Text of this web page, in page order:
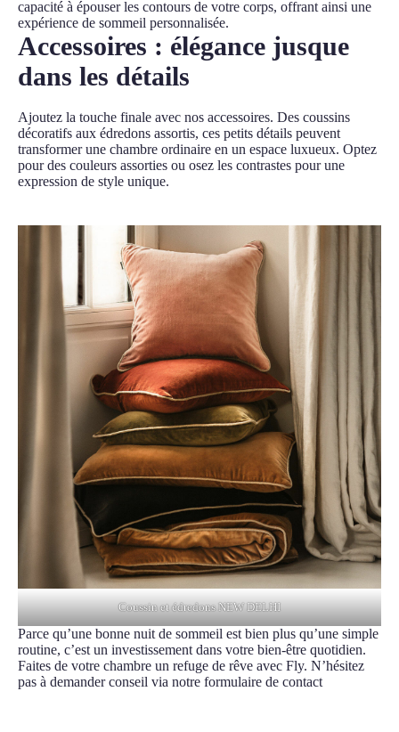
capacité à épouser les contours de votre corps, offrant ainsi une
expérience de sommeil personnalisée.
Accessoires : élégance jusque
dans les détails
Ajoutez la touche finale avec nos accessoires. Des coussins
décoratifs aux édredons assortis, ces petits détails peuvent
transformer une chambre ordinaire en un espace luxueux. Optez
pour des couleurs assorties ou osez les contrastes pour une
expression de style unique.
Coussin et édredons NEW DELHI
Parce qu’une bonne nuit de sommeil est bien plus qu’une simple
routine, c’est un investissement dans votre bien-être quotidien.
Faites de votre chambre un refuge de rêve avec Fly. N’hésitez
pas à demander conseil via notre formulaire de contact